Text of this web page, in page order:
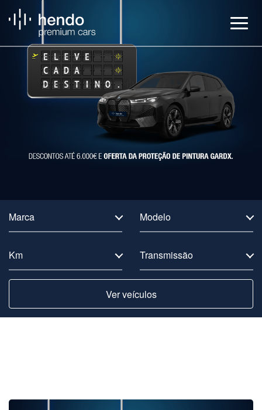
Veículos
BMW Service
Notícias
Ver veículos